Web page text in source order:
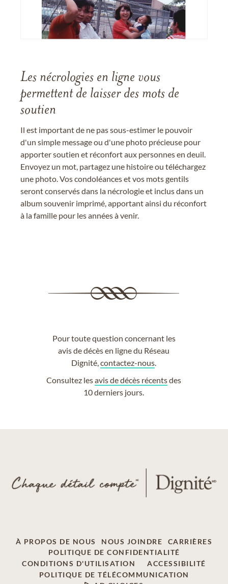
Les nécrologies en ligne vous
permettent de laisser des mots de
soutien
Il est important de ne pas sous-estimer le pouvoir
d'un simple message ou d'une photo précieuse pour
apporter soutien et réconfort aux personnes en deuil.
Envoyez un mot, partagez une histoire ou téléchargez
une photo. Vos condoléances et vos mots gentils
seront conservés dans la nécrologie et inclus dans un
album souvenir imprimé, apportant ainsi du réconfort
à la famille pour les années à venir.
Pour toute question concernant les
avis de décès en ligne du Réseau
Dignité,contactez-nous
Consultez lesavis de décès récentsdes
10 derniers jours.
À PROPOS DE NOUS NOUS JOINDRE
CARRIÈRES
POLITIQUE DE CONFIDENTIALITÉ
CONDITIONS D'UTILISATION
ACCESSIBILITÉ
POLITIQUE DE TÉLÉCOMMUNICATION